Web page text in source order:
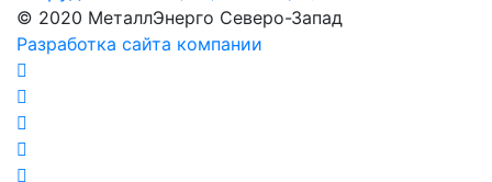
© 2020 МеталлЭнерго Северо-Запад
Разработка сайта компании